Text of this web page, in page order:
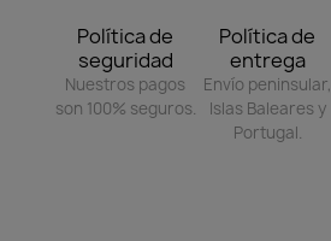
Política de
seguridad
Nuestros pagos
son 100% seguros.
Política de
entrega
Envío peninsular,
Islas Baleares y
Portugal.